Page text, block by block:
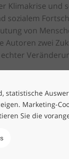
Marketing-
Sie die
Klimakrise und
sozialem
von
zwei